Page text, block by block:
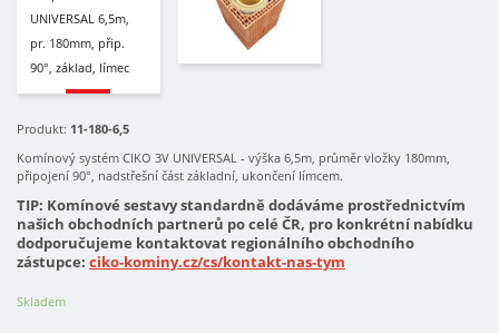
Produkt: 11-180-6,5
Komínový systém CIKO 3V UNIVERSAL - výška 6,5m, průměr vložky 180mm,
připojení 90°, nadstřešní část základní, ukončení límcem.
TIP: Komínové sestavy standardně dodáváme prostřednictvím
našich obchodních partnerů po celé ČR, pro konkrétní nabídku
dodporučujeme kontaktovat regionálního obchodního
zástupce: ciko-kominy.cz/cs/kontakt-nas-tym
Skladem